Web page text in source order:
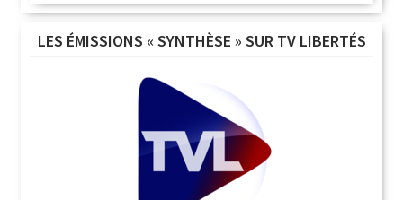
LES ÉMISSIONS « SYNTHÈSE » SUR TV LIBERTÉS